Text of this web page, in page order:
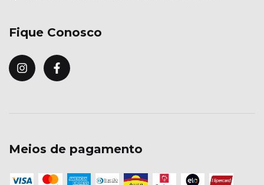
Fique Conosco
Meios de pagamento